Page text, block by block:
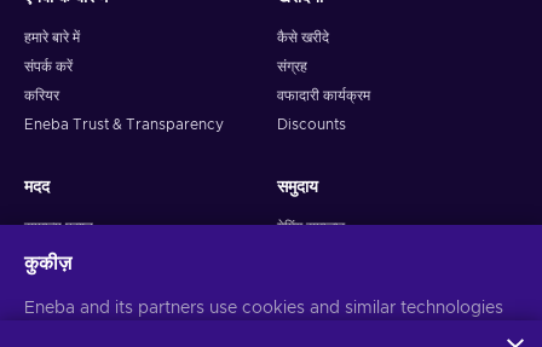
हमारे बारे में
संपर्क करें
करियर
Eneba Trust & Transparency
कैसे खरीदे
संग्रह
वफादारी कार्यक्रम
Discounts
मदद
सामान्य प्रश्न
गेम को कैसे सक्रिय करें
वापसी नीति
समुदाय
गेमिंग समाचार
Snakzy: Play and Earn
कुकीज़
Eneba and its partners use cookies and similar technologies